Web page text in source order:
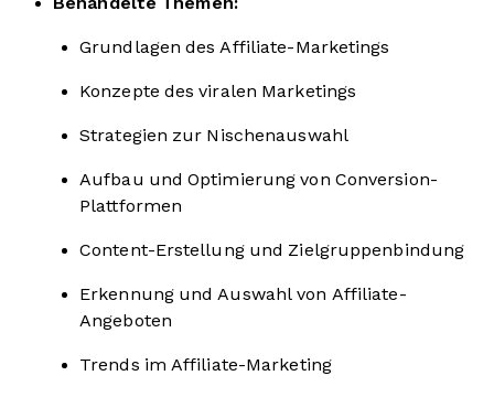
Grundlagen des Affiliate-Marketings
Konzepte des viralen Marketings
Strategien zur Nischenauswahl
Aufbau und Optimierung von Conversion-
Plattformen
Content-Erstellung und Zielgruppenbindung
Erkennung und Auswahl von Affiliate-
Angeboten
Trends im Affiliate-Marketing